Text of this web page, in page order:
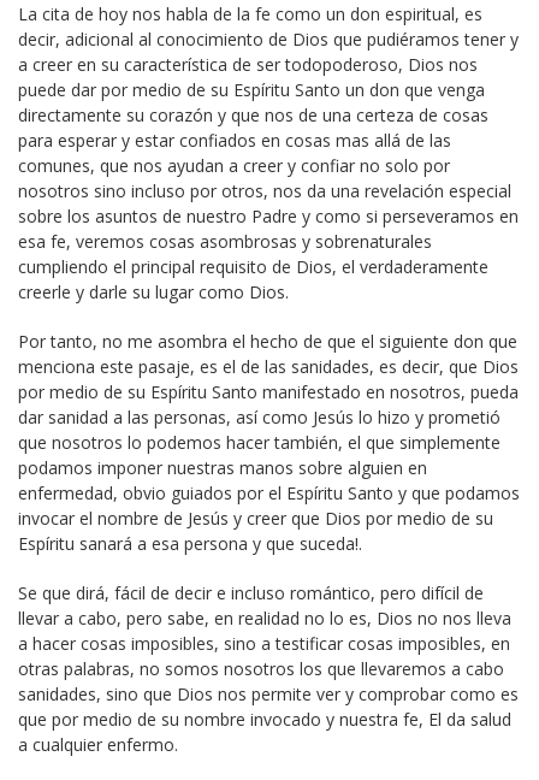
La cita de hoy nos habla de la fe como un don espiritual, es
decir, adicional al conocimiento de Dios que pudiéramos tener y
a creer en su característica de ser todopoderoso, Dios nos
puede dar por medio de su Espíritu Santo un don que venga
directamente su corazón y que nos de una certeza de cosas
para esperar y estar confiados en cosas mas allá de las
comunes, que nos ayudan a creer y confiar no solo por
nosotros sino incluso por otros, nos da una revelación especial
sobre los asuntos de nuestro Padre y como si perseveramos en
esa fe, veremos cosas asombrosas y sobrenaturales
cumpliendo el principal requisito de Dios, el verdaderamente
creerle y darle su lugar como Dios.
Por tanto, no me asombra el hecho de que el siguiente don que
menciona este pasaje, es el de las sanidades, es decir, que Dios
por medio de su Espíritu Santo manifestado en nosotros, pueda
dar sanidad a las personas, así como Jesús lo hizo y prometió
que nosotros lo podemos hacer también, el que simplemente
podamos imponer nuestras manos sobre alguien en
enfermedad, obvio guiados por el Espíritu Santo y que podamos
invocar el nombre de Jesús y creer que Dios por medio de su
Espíritu sanará a esa persona y que suceda!.
Se que dirá, fácil de decir e incluso romántico, pero difícil de
llevar a cabo, pero sabe, en realidad no lo es, Dios no nos lleva
a hacer cosas imposibles, sino a testificar cosas imposibles, en
otras palabras, no somos nosotros los que llevaremos a cabo
sanidades, sino que Dios nos permite ver y comprobar como es
que por medio de su nombre invocado y nuestra fe, El da salud
a cualquier enfermo.